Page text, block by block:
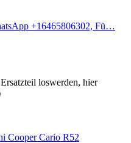
+16465806302, Fü…
loswerden, hier
Cooper Cario R52